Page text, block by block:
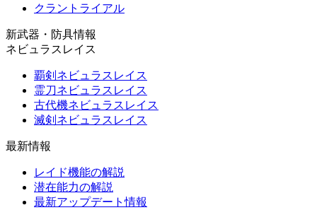
クラントライアル
新武器・防具情報
ネビュラスレイス
覇剣ネビュラスレイス
霊刀ネビュラスレイス
古代機ネビュラスレイス
滅剣ネビュラスレイス
最新情報
レイド機能の解説
潜在能力の解説
最新アップデート情報